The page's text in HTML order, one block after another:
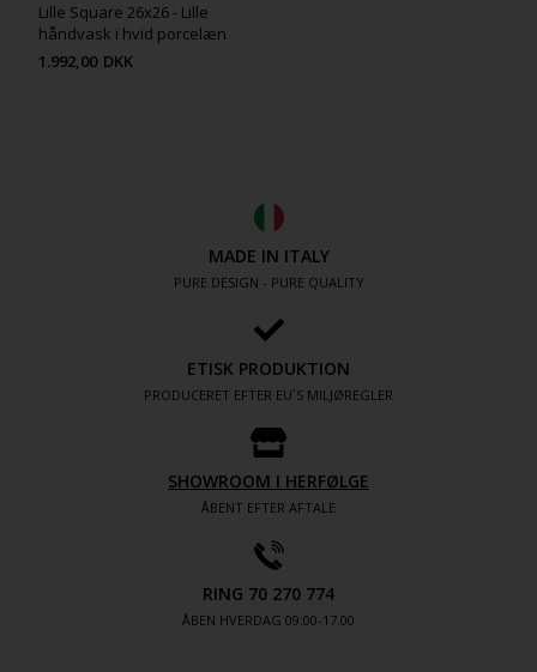
Lille Square 26x26 - Lille
håndvask i hvid porcelæn
1.992,00 DKK
MADE IN ITALY
PURE DESIGN - PURE QUALITY
ETISK PRODUKTION
PRODUCERET EFTER EU´S MILJØREGLER
SHOWROOM I HERFØLGE
ÅBENT EFTER AFTALE
RING 70 270 774
ÅBEN HVERDAG 09:00-17.00